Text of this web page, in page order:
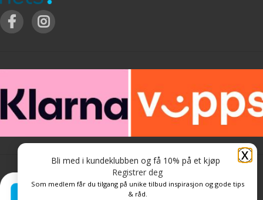
X
Bli med i kundeklubben og få 10% på et kjøp
Registrer deg
Som medlem får du tilgang på unike tilbud inspirasjon og gode tips
& råd.